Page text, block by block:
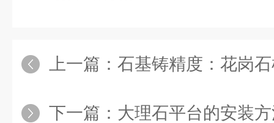
上一篇： 石基铸精度：花岗石机械
下一篇： 大理石平台的安装方